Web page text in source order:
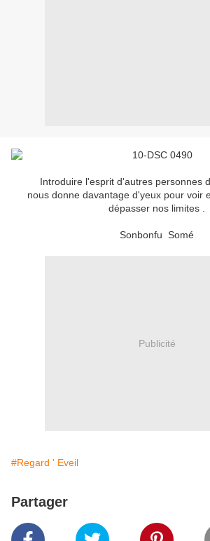
Introduire l'esprit d'autres personnes
nous donne davantage d'yeux pour voir
dépasser nos limites .
Sonbonfu Somé
Publicité
#Regard ' Eveil
Partager